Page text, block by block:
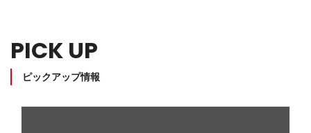
PICK UP
ピックアップ情報